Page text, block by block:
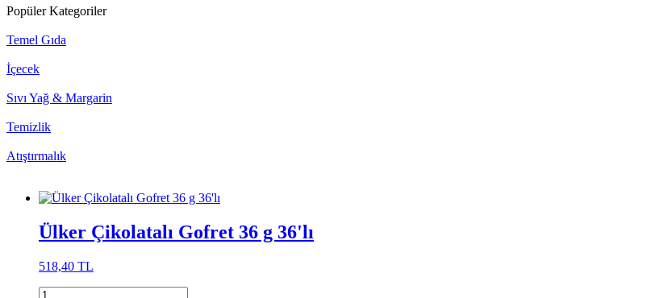
Popüler Kategoriler
Temel Gıda
İçecek
Sıvı Yağ & Margarin
Temizlik
Atıştırmalık
Ülker Çikolatalı Gofret 36 g 36'lı
518,40 TL